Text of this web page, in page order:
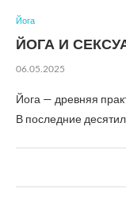
Йога
ЙОГА И
06.05.2025
Йога — древняя
В последние